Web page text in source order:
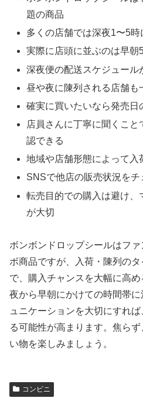
題の商品
多くの店舗では深夜1〜5時
実際に店頭に並ぶのは早朝
深夜便の配送スケジュール
昼や夜に陳列される店舗も
確実に買いたいなら発売日
店員さんに丁寧に聞くこ
認できる
地域や店舗形態によって入
SNSで他店の販売状況を
転売目的での購入は避け、
が大切
ボンボンドロップシールはフ
ボ商品ですが、入荷・陳列の
で、購入チャンスを大幅に高
夜から早朝にかけての時間帯
ュニケーションを大切にすれ
る可能性が高まります。焦ら
い物を楽しみましょう。
コンビニ